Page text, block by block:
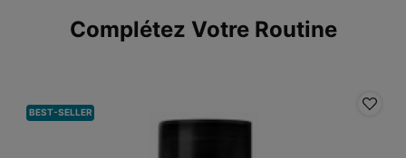
Complétez Votre Routine
BEST-SELLER